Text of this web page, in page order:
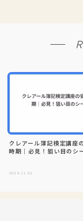
クレアール簿記検定講座
時期｜必見！狙い目のシ
2024.11.01